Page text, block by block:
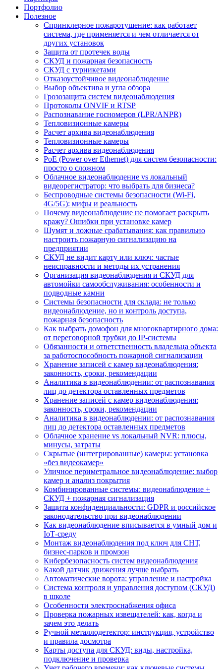
Портфолио
Полезное
Спринклерное пожаротушение: как работает
система, где применяется и чем отличается от
других установок
Защита от протечек воды
СКУД и пожарная безопасность
СКУД с турникетами
Отказоустойчивое видеонаблюдение
Выбор объектива и угла обзора
Грозозащита систем видеонаблюдения
Протоколы ONVIF и RTSP
Распознавание госномеров (LPR/ANPR)
Тепловизионные камеры
Расчет архива видеонаблюдения
Тепловизионные камеры
Расчет архива видеонаблюдения
PoE (Power over Ethernet) для систем безопасности:
просто о сложном
Облачное видеонаблюдение vs локальный
видеорегистратор: что выбрать для бизнеса?
Беспроводные системы безопасности (Wi-Fi,
4G/5G): мифы и реальность
Почему видеонаблюдение не помогает раскрыть
кражу? Ошибки при установке камер
Шумят и ложные срабатывания: как правильно
настроить пожарную сигнализацию на
предприятии
СКУД не видит карту или ключ: частые
неисправности и методы их устранения
Организация видеонаблюдения и СКУД для
автомойки самообслуживания: особенности и
подводные камни
Системы безопасности для склада: не только
видеонаблюдение, но и контроль доступа,
пожарная безопасность
Как выбрать домофон для многоквартирного дома:
от переговорной трубки до IP-системы
Обязанности и ответственность владельца объекта
за работоспособность пожарной сигнализации
Хранение записей с камер видеонаблюдения:
законность, сроки, рекомендации
Аналитика в видеонаблюдении: от распознавания
лиц до детектора оставленных предметов
Хранение записей с камер видеонаблюдения:
законность, сроки, рекомендации
Аналитика в видеонаблюдении: от распознавания
лиц до детектора оставленных предметов
Облачное хранение vs локальный NVR: плюсы,
минусы, затраты
Скрытые (интегрированные) камеры: установка
«без видеокамер»
Уличное периметральное видеонаблюдение: выбор
камер и анализ покрытия
Комбинированные системы: видеонаблюдение +
СКУД + пожарная сигнализация
Защита конфиденциальности: GDPR и российское
законодательство при видеонаблюдении
Как видеонаблюдение вписывается в умный дом и
IoT‑среду
Монтаж видеонаблюдения под ключ для СНТ,
бизнес‑парков и промзон
Кибербезопасность систем видеонаблюдения
Какой датчик движения лучше выбрать
Автоматические ворота: управление и настройка
Система контроля и управления доступом (СКУД)
в школе
Особенности электроснабжения офиса
Проверка пожарных извещателей: как, когда и
зачем это делать
Ручной металлодетектор: инструкция, устройство
и правила досмотра
Карты доступа для СКУД: виды, настройка,
подключение и проверка